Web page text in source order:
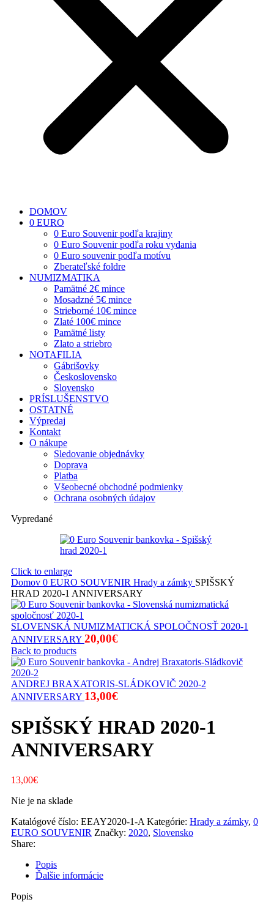
DOMOV
0 EURO
0 Euro Souvenir podľa krajiny
0 Euro Souvenir podľa roku vydania
0 Euro souvenir podľa motívu
Zberateľské foldre
NUMIZMATIKA
Pamätné 2€ mince
Mosadzné 5€ mince
Strieborné 10€ mince
Zlaté 100€ mince
Pamätné listy
Zlato a striebro
NOTAFILIA
Gábrišovky
Československo
Slovensko
PRÍSLUŠENSTVO
OSTATNÉ
Výpredaj
Kontakt
O nákupe
Sledovanie objednávky
Doprava
Platba
Všeobecné obchodné podmienky
Ochrana osobných údajov
Vypredané
Click to enlarge
Domov 0 EURO SOUVENIR Hrady a zámky SPIŠSKÝ
HRAD 2020-1 ANNIVERSARY
SLOVENSKÁ NUMIZMATICKÁ SPOLOČNOSŤ 2020-1
ANNIVERSARY 20,00€
Back to products
ANDREJ BRAXATORIS-SLÁDKOVIČ 2020-2
ANNIVERSARY 13,00€
SPIŠSKÝ HRAD 2020-1
ANNIVERSARY
13,00€
Nie je na sklade
Katalógové číslo: EEAY2020-1-A Kategórie: Hrady a zámky, 0
EURO SOUVENIR Značky: 2020, Slovensko
Share:
Popis
Ďalšie informácie
Popis